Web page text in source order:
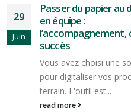
22
Juin
Formulaires terrain :
la double saisie et
du temps
Vous connaissez cette
? Votre équipe terrain
des formulaires à la...
read more